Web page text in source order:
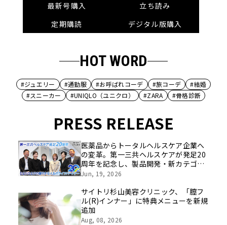
最新号購入
立ち読み
定期購読
デジタル版購入
HOT WORD
#ジュエリー #通勤服 #お呼ばれコーデ #旅コーデ
#結婚
#スニーカー
#UNIQLO（ユニクロ） #ZARA #骨格診断
PRESS RELEASE
医薬品からトータルヘルスケア企業へ
の変革。第一三共ヘルスケアが発足20
周年を記念し、製品開発・新カテゴリ
挑戦の舞台や旧社統合時のエピソード
像を公開！
Jun, 19, 2026
サイトリ杉山美容クリニック、「膣フ
ル(R)インナー」に特典メニューを新規
追加
Aug, 08, 2026